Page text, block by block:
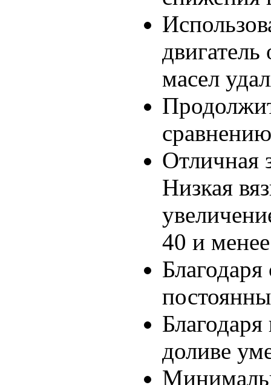
масел
Отличная
Низкая
40 и
доливе